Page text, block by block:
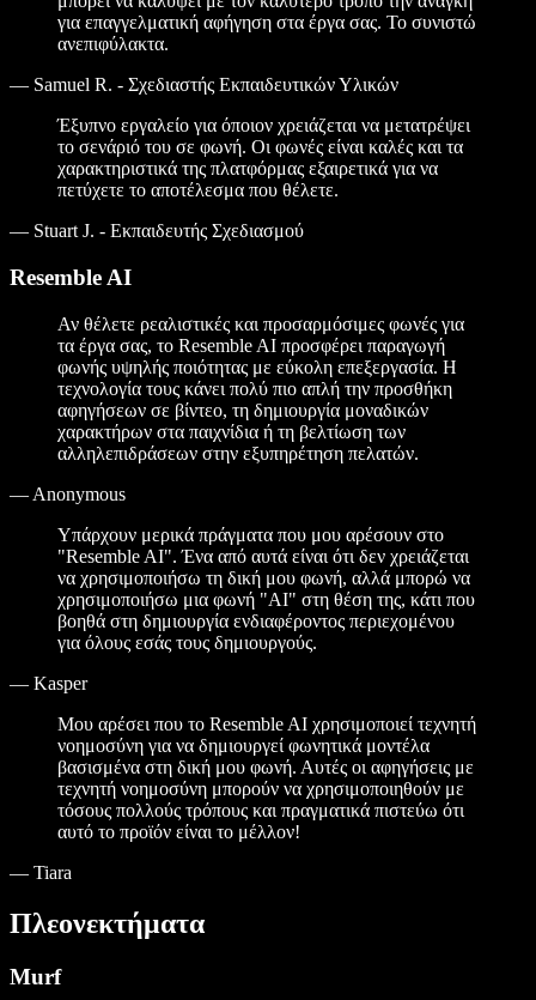
για επαγγελματική αφήγηση στα έργα σας. Το συνιστώ
ανεπιφύλακτα.
— Samuel R. - Σχεδιαστής Εκπαιδευτικών Υλικών
Έξυπνο εργαλείο για όποιον χρειάζεται να μετατρέψει
το σενάριό του σε φωνή. Οι φωνές είναι καλές και τα
χαρακτηριστικά της πλατφόρμας εξαιρετικά για να
πετύχετε το αποτέλεσμα που θέλετε.
— Stuart J. - Εκπαιδευτής Σχεδιασμού
Resemble AI
Αν θέλετε ρεαλιστικές και προσαρμόσιμες φωνές για
τα έργα σας, το Resemble AI προσφέρει παραγωγή
φωνής υψηλής ποιότητας με εύκολη επεξεργασία. Η
τεχνολογία τους κάνει πολύ πιο απλή την προσθήκη
αφηγήσεων σε βίντεο, τη δημιουργία μοναδικών
χαρακτήρων στα παιχνίδια ή τη βελτίωση των
αλληλεπιδράσεων στην εξυπηρέτηση πελατών.
— Anonymous
Υπάρχουν μερικά πράγματα που μου αρέσουν στο
"Resemble AI". Ένα από αυτά είναι ότι δεν χρειάζεται
να χρησιμοποιήσω τη δική μου φωνή, αλλά μπορώ να
χρησιμοποιήσω μια φωνή "AI" στη θέση της, κάτι που
βοηθά στη δημιουργία ενδιαφέροντος περιεχομένου
για όλους εσάς τους δημιουργούς.
— Kasper
Μου αρέσει που το Resemble AI χρησιμοποιεί τεχνητή
νοημοσύνη για να δημιουργεί φωνητικά μοντέλα
βασισμένα στη δική μου φωνή. Αυτές οι αφηγήσεις με
τεχνητή νοημοσύνη μπορούν να χρησιμοποιηθούν με
τόσους πολλούς τρόπους και πραγματικά πιστεύω ότι
αυτό το προϊόν είναι το μέλλον!
— Tiara
Πλεονεκτήματα
Murf